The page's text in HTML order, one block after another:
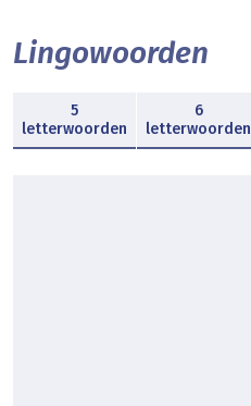
Lingowoorden
5
letterwoorden
6
letterwoorden